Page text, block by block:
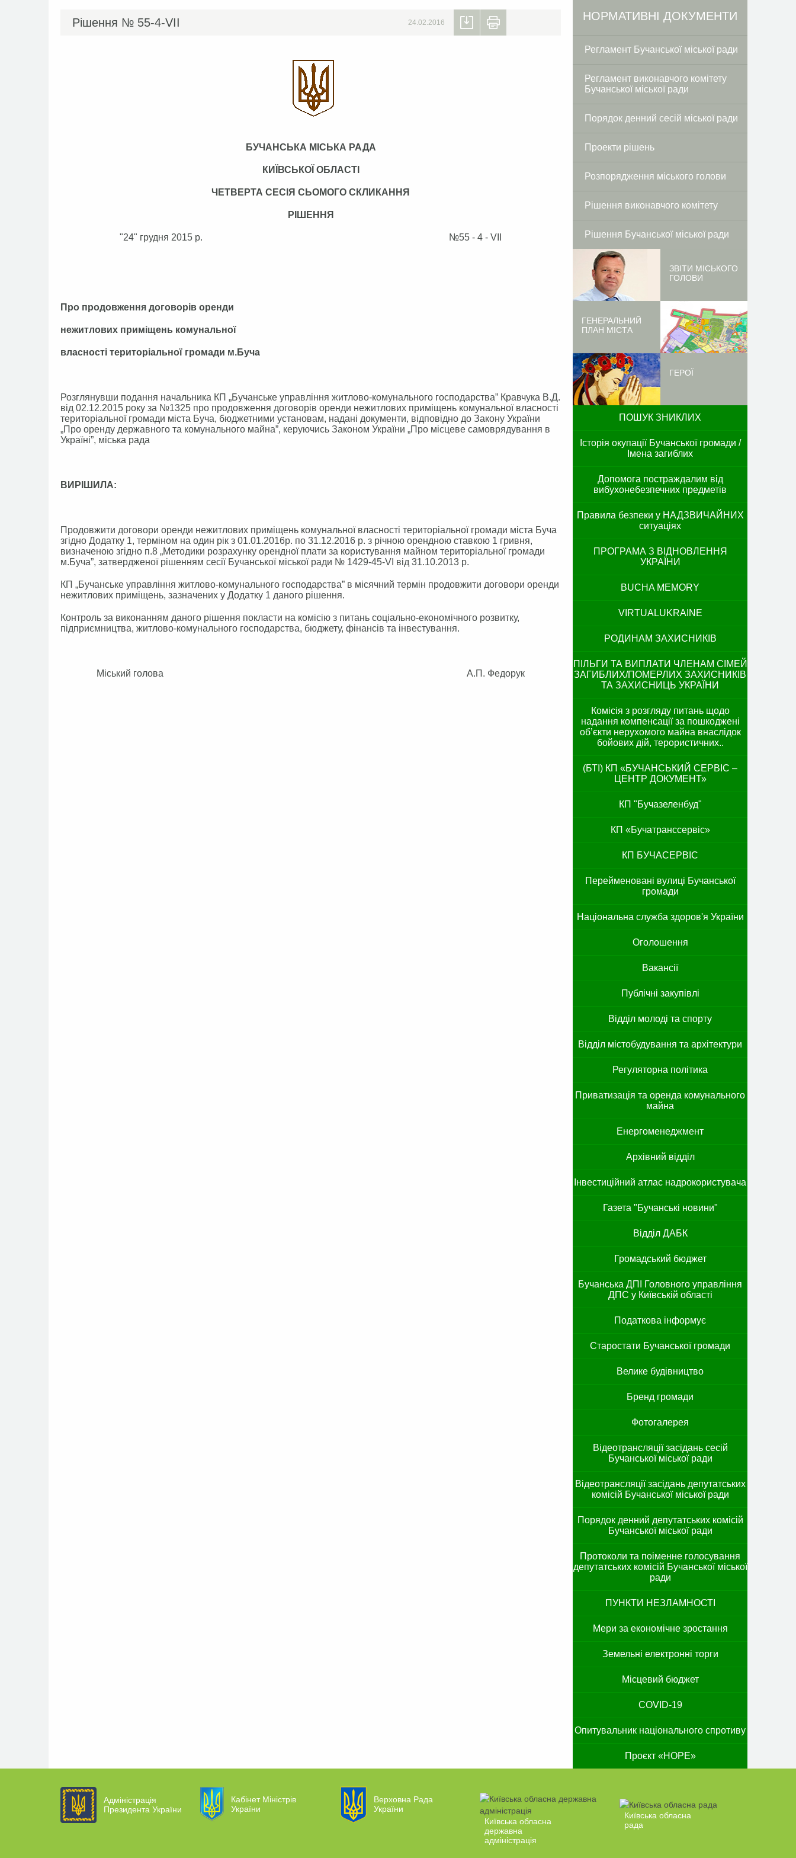
Рішення № 55-4-VІІ 24.02.2016 Facebook
Twitter
БУЧАНСЬКА МІСЬКА РАДА
КИЇВСЬКОЇ ОБЛАСТІ
ЧЕТВЕРТА СЕСІЯ СЬОМОГО СКЛИКАННЯ
РІШЕННЯ
"24" грудня 2015 р. №55 - 4 - VII
Про продовження договорів оренди
нежитлових приміщень комунальної
власності територіальної громади м.Буча
Розглянувши подання начальника КП „Бучанське управління житлово-комунального господарства” Кравчука В.Д.
від 02.12.2015 року за №1325 про продовження договорів оренди нежитлових приміщень комунальної власності
територіальної громади міста Буча, бюджетними установам, надані документи, відповідно до Закону України
„Про оренду державного та комунального майна”, керуючись Законом України „Про місцеве самоврядування в
Україні”, міська рада
ВИРІШИЛА:
Продовжити договори оренди нежитлових приміщень комунальної власності територіальної громади міста Буча
згідно Додатку 1, терміном на один рік з 01.01.2016р. по 31.12.2016 р. з річною орендною ставкою 1 гривня,
визначеною згідно п.8 „Методики розрахунку орендної плати за користування майном територіальної громади
м.Буча”, затвердженої рішенням сесії Бучанської міської ради № 1429-45-VI від 31.10.2013 р.
КП „Бучанське управління житлово-комунального господарства” в місячний термін продовжити договори оренди
нежитлових приміщень, зазначених у Додатку 1 даного рішення.
Контроль за виконанням даного рішення покласти на комісію з питань соціально-економічного розвитку,
підприємництва, житлово-комунального господарства, бюджету, фінансів та інвестування.
Міський голова А.П. Федорук
НОРМАТИВНІ ДОКУМЕНТИ
Регламент Бучанської міської ради
Регламент виконавчого комітету
Бучанської міської ради
Порядок денний сесій міської ради
Проекти рішень
Розпорядження міського голови
Рішення виконавчого комітету
Рішення Бучанської міської ради
ЗВІТИ МІСЬКОГО
ГОЛОВИ
ГЕНЕРАЛЬНИЙ
ПЛАН МІСТА
ГЕРОЇ
ПОШУК ЗНИКЛИХ
Історія окупації Бучанської громади /
Імена загиблих
Допомога постраждалим від
вибухонебезпечних предметів
Правила безпеки у НАДЗВИЧАЙНИХ
ситуаціях
ПРОГРАМА З ВІДНОВЛЕННЯ
УКРАЇНИ
BUCHA MEMORY
VIRTUALUKRAINE
РОДИНАМ ЗАХИСНИКІВ
ПІЛЬГИ ТА ВИПЛАТИ ЧЛЕНАМ СІМЕЙ
ЗАГИБЛИХ/ПОМЕРЛИХ ЗАХИСНИКІВ
ТА ЗАХИСНИЦЬ УКРАЇНИ
Комісія з розгляду питань щодо
надання компенсації за пошкоджені
об’єкти нерухомого майна внаслідок
бойових дій, терористичних..
(БТІ) КП «БУЧАНСЬКИЙ СЕРВІС –
ЦЕНТР ДОКУМЕНТ»
КП "Бучазеленбуд"
КП «Бучатранссервіс»
КП БУЧАСЕРВІС
Перейменовані вулиці Бучанської
громади
Національна служба здоров'я України
Оголошення
Вакансії
Публічні закупівлі
Відділ молоді та спорту
Відділ містобудування та архітектури
Регуляторна політика
Приватизація та оренда комунального
майна
Енергоменеджмент
Архівний відділ
Інвестиційний атлас надрокористувача
Газета "Бучанські новини"
Відділ ДАБК
Громадський бюджет
Бучанська ДПІ Головного управління
ДПС у Київській області
Податкова інформує
Старостати Бучанської громади
Велике будівництво
Бренд громади
Фотогалерея
Відеотрансляції засідань сесій
Бучанської міської ради
Відеотрансляції засідань депутатських
комісій Бучанської міської ради
Порядок денний депутатських комісій
Бучанської міської ради
Протоколи та поіменне голосування
депутатських комісій Бучанської міської
ради
ПУНКТИ НЕЗЛАМНОСТІ
Мери за економічне зростання
Земельні електронні торги
Місцевий бюджет
COVID-19
Опитувальник національного спротиву
Проєкт «HOPE»
Адміністрація
Президента України
Кабінет Міністрів
України
Верховна Рада
України
Київська обласна
державна
адміністрація
Київська обласна
рада